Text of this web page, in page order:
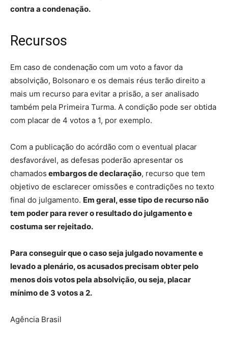
contra a condenação.
Recursos
Em caso de condenação com um voto a favor da
absolvição, Bolsonaro e os demais réus terão direito a
mais um recurso para evitar a prisão, a ser analisado
também pela Primeira Turma. A condição pode ser obtida
com placar de 4 votos a 1, por exemplo.
Com a publicação do acórdão com o eventual placar
desfavorável, as defesas poderão apresentar os
chamados embargos de declaração, recurso que tem
objetivo de esclarecer omissões e contradições no texto
final do julgamento. Em geral, esse tipo de recurso não
tem poder para rever o resultado do julgamento e
costuma ser rejeitado.
Para conseguir que o caso seja julgado novamente e
levado a plenário, os acusados precisam obter pelo
menos dois votos pela absolvição, ou seja, placar
mínimo de 3 votos a 2.
Agência Brasil